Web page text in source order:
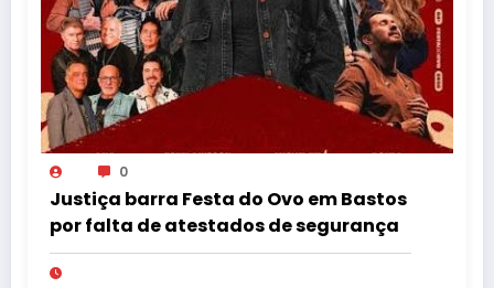
0
Justiça barra Festa do Ovo em Bastos
por falta de atestados de segurança